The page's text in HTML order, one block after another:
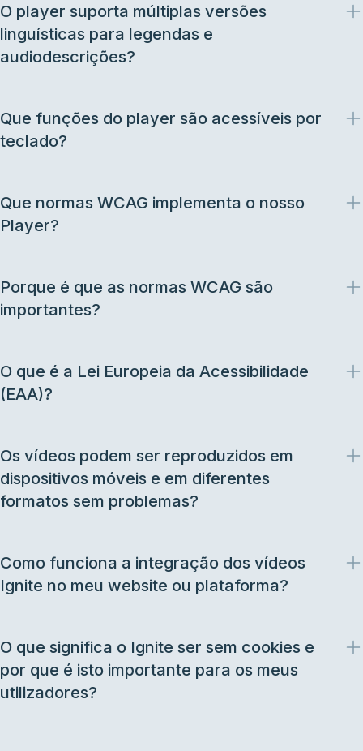
O player suporta múltiplas versões
linguísticas para legendas e
audiodescrições?
Que funções do player são acessíveis por
teclado?
Que normas WCAG implementa o nosso
Player?
Porque é que as normas WCAG são
importantes?
O que é a Lei Europeia da Acessibilidade
(EAA)?
Os vídeos podem ser reproduzidos em
dispositivos móveis e em diferentes
formatos sem problemas?
Como funciona a integração dos vídeos
Ignite no meu website ou plataforma?
O que significa o Ignite ser sem cookies e
por que é isto importante para os meus
utilizadores?